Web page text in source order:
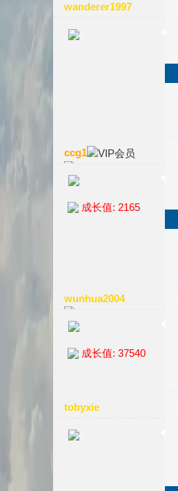
wanderer1997
ccg1
成长值: 2165
wunhua2004
成长值: 37540
tobyxie